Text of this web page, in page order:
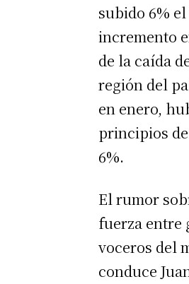
subido 6%
incremento
de la caída
región del
en enero,
principios
6%.
El rumor
fuerza entre
voceros del
conduce